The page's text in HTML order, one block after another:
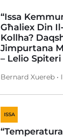
“Issa
Għaliex Din
Kollha?
Jimpurtana
– Lelio Spiteri
Bernard Xuereb •
ISSA